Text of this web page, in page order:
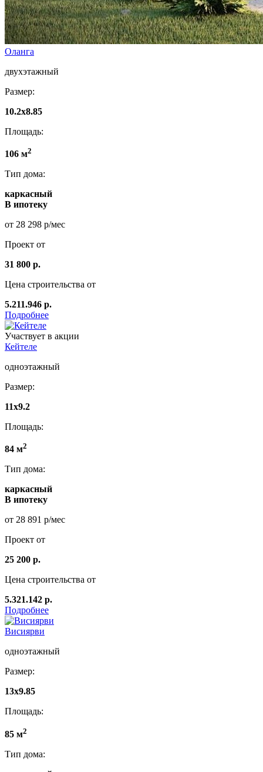
Оланга
двухэтажный
Размер:
10.2х8.85
Площадь:
106 м2
Тип дома:
каркасный
В ипотеку
от 28 298 р/мес
Проект от
31 800 р.
Цена строительства от
5.211.946 р.
Подробнее
Участвует в акции
Кейтеле
одноэтажный
Размер:
11х9.2
Площадь:
84 м2
Тип дома:
каркасный
В ипотеку
от 28 891 р/мес
Проект от
25 200 р.
Цена строительства от
5.321.142 р.
Подробнее
Висиярви
одноэтажный
Размер:
13х9.85
Площадь:
85 м2
Тип дома: